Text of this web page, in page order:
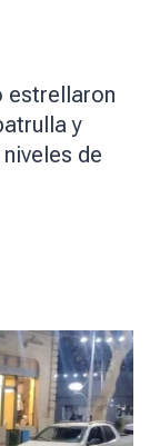
estrellaron
y
de